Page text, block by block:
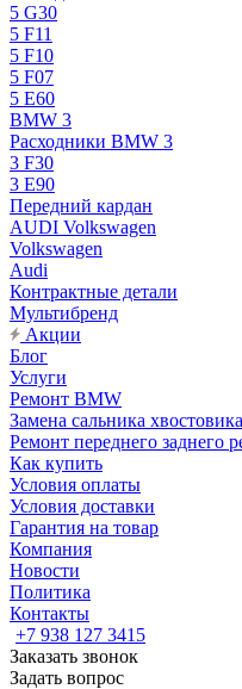
5 G30
5 F11
5 F10
5 F07
5 E60
BMW 3
Расходники BMW 3
3 F30
3 E90
Передний кардан
AUDI Volkswagen
Volkswagen
Audi
Контрактные детали
Мультибренд
Акции
Блог
Услуги
Ремонт BMW
Замена сальника
Ремонт переднего заднего
Как купить
Условия оплаты
Условия доставки
Гарантия на товар
Компания
Новости
Политика
Контакты
+7 938 127 3415
Заказать звонок
Задать вопрос